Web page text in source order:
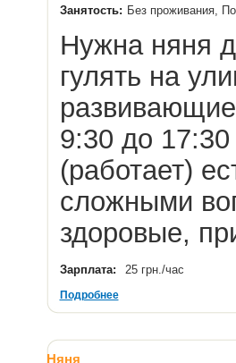
Занятость: Без проживания,
Нужна няня
гулять на
9:30 до
(работает)
сложными
здоровые,
Зарплата: 25 грн./час
Подробнее
Няня